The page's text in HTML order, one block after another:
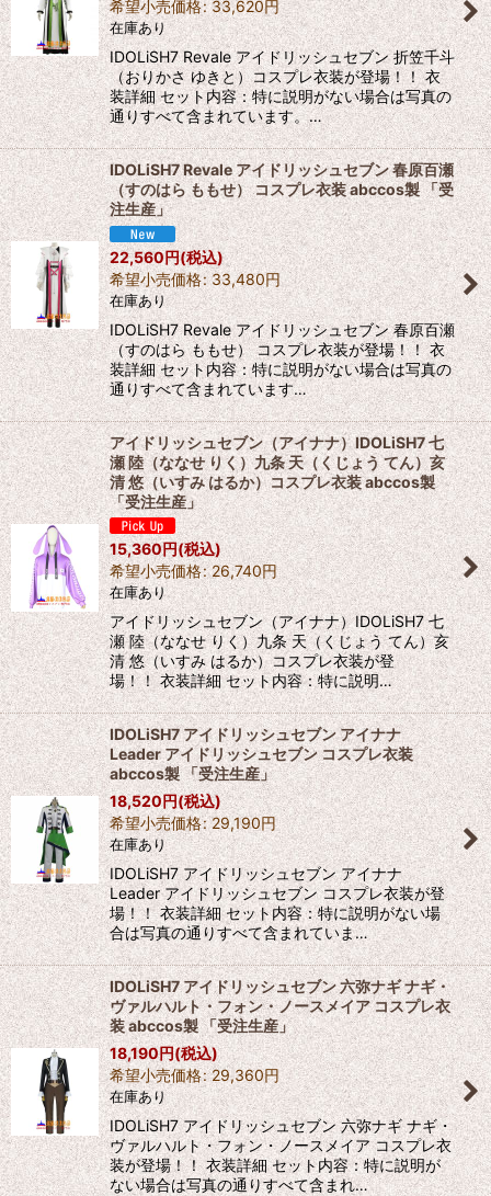
希望小売価格: 33,620円
在庫あり
IDOLiSH7 Revale アイドリッシュセブン 折笠千斗
（おりかさ ゆきと）コスプレ衣装が登場！！ 衣
装詳細 セット内容：特に説明がない場合は写真の
通りすべて含まれています。…
IDOLiSH7 Revale アイドリッシュセブン 春原百瀬
（すのはら ももせ） コスプレ衣装 abccos製 「受
注生産」
22,560円(税込)
希望小売価格: 33,480円
在庫あり
IDOLiSH7 Revale アイドリッシュセブン 春原百瀬
（すのはら ももせ） コスプレ衣装が登場！！ 衣
装詳細 セット内容：特に説明がない場合は写真の
通りすべて含まれています…
アイドリッシュセブン（アイナナ）IDOLiSH7 七
瀬 陸（ななせ りく）九条 天（くじょう てん）亥
清 悠（いすみ はるか）コスプレ衣装 abccos製
「受注生産」
15,360円(税込)
希望小売価格: 26,740円
在庫あり
アイドリッシュセブン（アイナナ）IDOLiSH7 七
瀬 陸（ななせ りく）九条 天（くじょう てん）亥
清 悠（いすみ はるか）コスプレ衣装が登
場！！ 衣装詳細 セット内容：特に説明…
IDOLiSH7 アイドリッシュセブン アイナナ
Leader アイドリッシュセブン コスプレ衣装
abccos製 「受注生産」
18,520円(税込)
希望小売価格: 29,190円
在庫あり
IDOLiSH7 アイドリッシュセブン アイナナ
Leader アイドリッシュセブン コスプレ衣装が登
場！！ 衣装詳細 セット内容：特に説明がない場
合は写真の通りすべて含まれていま…
IDOLiSH7 アイドリッシュセブン 六弥ナギ ナギ・
ヴァルハルト・フォン・ノースメイア コスプレ衣
装 abccos製 「受注生産」
18,190円(税込)
希望小売価格: 29,360円
在庫あり
IDOLiSH7 アイドリッシュセブン 六弥ナギ ナギ・
ヴァルハルト・フォン・ノースメイア コスプレ衣
装が登場！！ 衣装詳細 セット内容：特に説明が
ない場合は写真の通りすべて含まれ…